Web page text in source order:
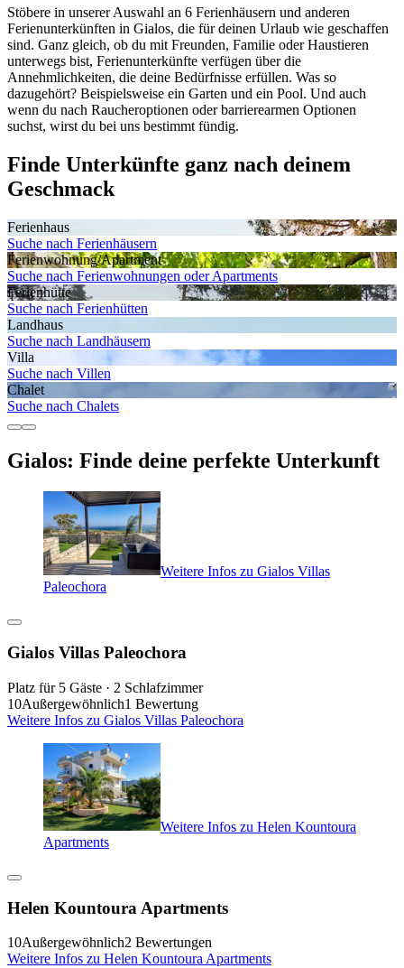
Stöbere in unserer Auswahl an 6 Ferienhäusern und anderen
Ferienunterkünften in Gialos, die für deinen Urlaub wie geschaffen
sind. Ganz gleich, ob du mit Freunden, Familie oder Haustieren
unterwegs bist, Ferienunterkünfte verfügen über die
Annehmlichkeiten, die deine Bedürfnisse erfüllen. Was so
dazugehört? Beispielsweise ein Garten und ein Pool. Und auch
wenn du nach Raucheroptionen oder barrierearmen Optionen
suchst, wirst du bei uns bestimmt fündig.
Finde Unterkünfte ganz nach deinem
Geschmack
Ferienhaus
Suche nach Ferienhäusern
Ferienwohnung/Apartment
Suche nach Ferienwohnungen oder Apartments
Ferienhütte
Suche nach Ferienhütten
Landhaus
Suche nach Landhäusern
Villa
Suche nach Villen
Chalet
Suche nach Chalets
Gialos: Finde deine perfekte Unterkunft
Weitere Infos zu Gialos Villas
Paleochora
Gialos Villas Paleochora
Platz für 5 Gäste · 2 Schlafzimmer
10Außergewöhnlich1 Bewertung
Weitere Infos zu Gialos Villas Paleochora
Weitere Infos zu Helen Kountoura
Apartments
Helen Kountoura Apartments
10Außergewöhnlich2 Bewertungen
Weitere Infos zu Helen Kountoura Apartments